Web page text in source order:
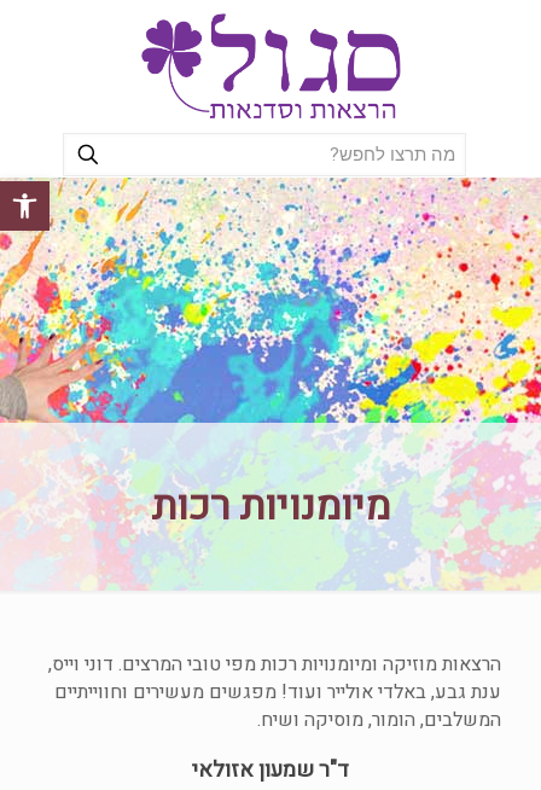
פתח
מיומנויות רכות
הרצאות מוזיקה ומיומנויות רכות מפי טובי המרצים. דוני וייס,
ענת גבע, באלדי אולייר ועוד! מפגשים מעשירים וחווייתיים
המשלבים, הומור, מוסיקה ושיח.
ד"ר שמעון אזולאי